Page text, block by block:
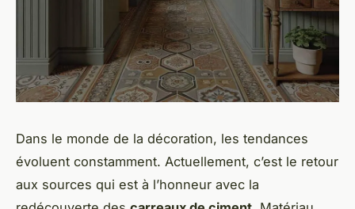
Dans le monde de la décoration, les tendances
évoluent constamment. Actuellement, c’est le retour
aux sources qui est à l’honneur avec la